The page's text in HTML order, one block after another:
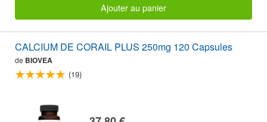
Ajouter au panier
CALCIUM DE CORAIL PLUS 250mg 120 Capsules
de BIOVEA
(19)